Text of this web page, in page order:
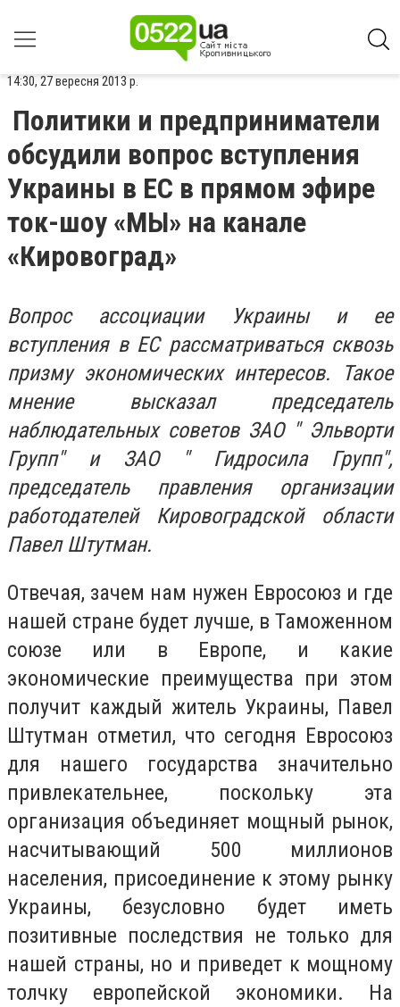
14:30, 27 вересня 2013 р.
Политики и предприниматели
обсудили вопрос вступления
Украины в ЕС в прямом эфире
ток-шоу «МЫ» на канале
«Кировоград»
Вопрос ассоциации Украины и ее
вступления в ЕС рассматриваться сквозь
призму экономических интересов. Такое
мнение высказал председатель
наблюдательных советов ЗАО " Эльворти
Групп" и ЗАО " Гидросила Групп",
председатель правления организации
работодателей Кировоградской области
Павел Штутман.
Отвечая, зачем нам нужен Евросоюз и где
нашей стране будет лучше, в Таможенном
союзе или в Европе, и какие
экономические преимущества при этом
получит каждый житель Украины, Павел
Штутман отметил, что сегодня Евросоюз
для нашего государства значительно
привлекательнее, поскольку эта
организация объединяет мощный рынок,
насчитывающий 500 миллионов
населения, присоединение к этому рынку
Украины, безусловно будет иметь
позитивные последствия не только для
нашей страны, но и приведет к мощному
толчку европейской экономики. На